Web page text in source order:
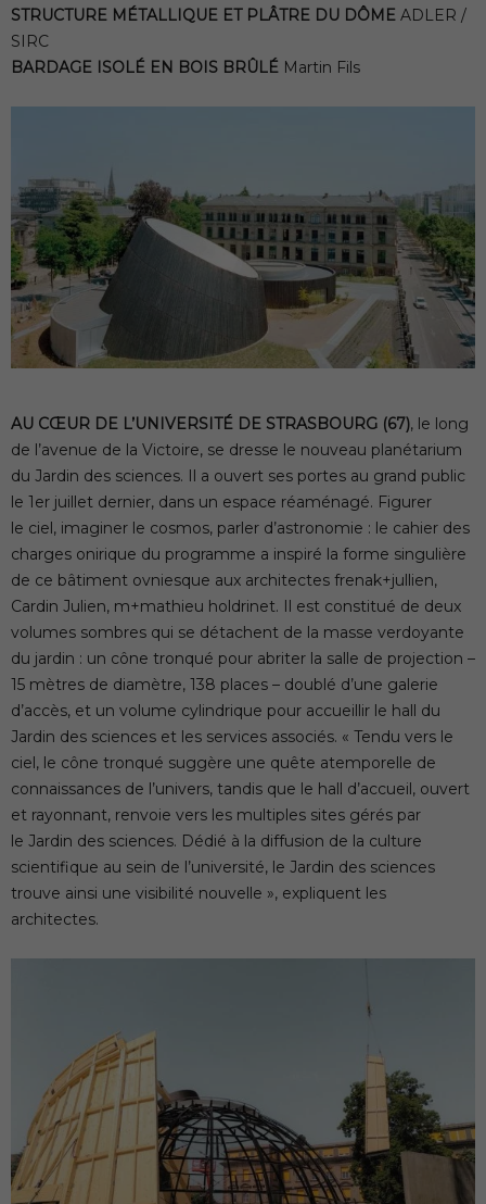
STRUCTURE MÉTALLIQUE ET PLÂTRE DU DÔME ADLER /
SIRC
BARDAGE ISOLÉ EN BOIS BRÛLÉ Martin Fils
AU CŒUR DE L’UNIVERSITÉ DE STRASBOURG (67), le long
de l’avenue de la Victoire, se dresse le nouveau planétarium
du Jardin des sciences. Il a ouvert ses portes au grand public
le 1er juillet dernier, dans un espace réaménagé. Figurer
le ciel, imaginer le cosmos, parler d’astronomie : le cahier des
charges onirique du programme a inspiré la forme singulière
de ce bâtiment ovniesque aux architectes frenak+jullien,
Cardin Julien, m+mathieu holdrinet. Il est constitué de deux
volumes sombres qui se détachent de la masse verdoyante
du jardin : un cône tronqué pour abriter la salle de projection –
15 mètres de diamètre, 138 places – doublé d’une galerie
d’accès, et un volume cylindrique pour accueillir le hall du
Jardin des sciences et les services associés. « Tendu vers le
ciel, le cône tronqué suggère une quête atemporelle de
connaissances de l’univers, tandis que le hall d’accueil, ouvert
et rayonnant, renvoie vers les multiples sites gérés par
le Jardin des sciences. Dédié à la diffusion de la culture
scientifique au sein de l’université, le Jardin des sciences
trouve ainsi une visibilité nouvelle », expliquent les
architectes.